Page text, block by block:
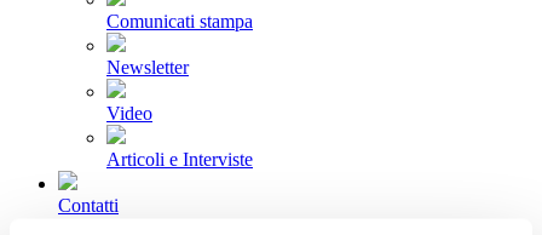
Comunicati stampa
Newsletter
Video
Articoli e Interviste
Contatti